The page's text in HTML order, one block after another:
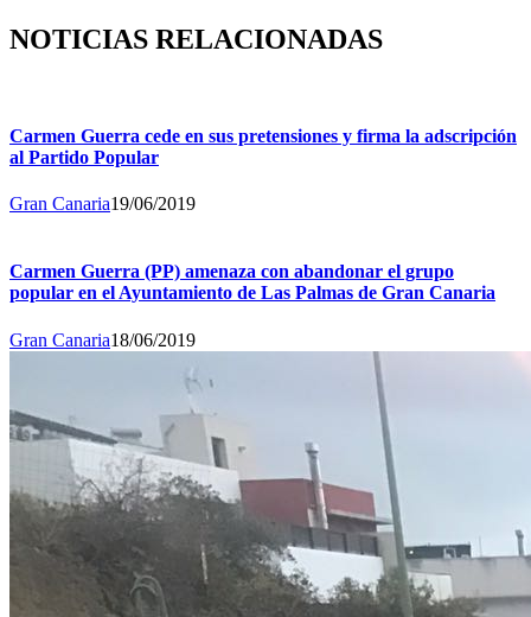
NOTICIAS RELACIONADAS
Carmen Guerra cede en sus pretensiones y firma la adscripción
al Partido Popular
Gran Canaria19/06/2019
Carmen Guerra (PP) amenaza con abandonar el grupo
popular en el Ayuntamiento de Las Palmas de Gran Canaria
Gran Canaria18/06/2019